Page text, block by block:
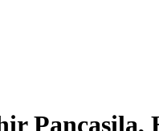
Pancasila,